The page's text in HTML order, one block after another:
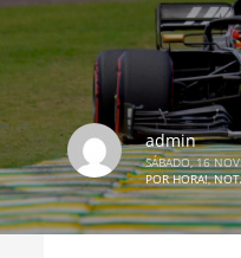
admin
SÁBADO, 16
POR HORA!,